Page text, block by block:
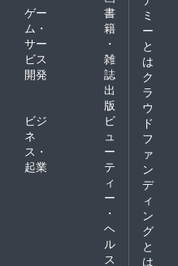
ゲー
ム・
サー
ビス
開発
書
籍
・
雑
誌
出
版
ビジ
ネ
ス・
起業
ビ
ュ
ー
テ
ィ
ー
・
ヘ
ル
ス
ミ
ー
と
は
ク
ラ
ウ
ド
フ
ァ
ン
デ
ィ
ン
グ
と
は